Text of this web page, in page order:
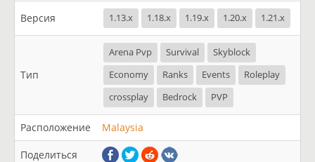
Версия 1.13.x 1.18.x 1.19.x 1.20.x 1.21.x
Тип
Arena Pvp Survival
Skyblock
Economy
Ranks Events
Roleplay
crossplay
Bedrock PVP
Расположение Malaysia
Поделиться